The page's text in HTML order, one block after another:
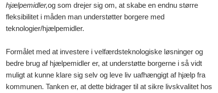
hjælpemidler,og som drejer sig om, at skabe en endnu større
fleksibilitet i måden man understøtter borgere med
teknologier/hjælpemidler.
Formålet med at investere i velfærdsteknologiske løsninger og
bedre brug af hjælpemidler er, at understøtte borgerne i så vidt
muligt at kunne klare sig selv og leve liv uafhængigt af hjælp fra
kommunen. Tanken er, at dette bidrager til at sikre livskvalitet hos